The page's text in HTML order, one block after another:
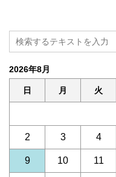
2026年8月
日 月 火
2 3 4
9 10 11